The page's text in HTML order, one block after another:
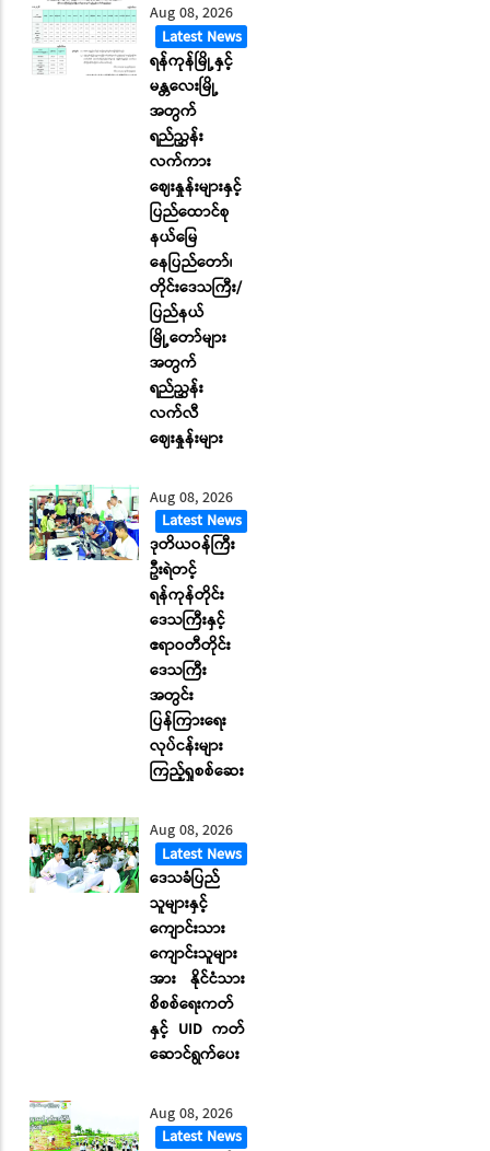
Aug 08, 2026
Latest News
ရန်ကုန်မြို့နှင့်
မန္တလေးမြို့
အတွက်
ရည်ညွှန်း
လက်ကား
ဈေးနှုန်းများနှင့်
ပြည်ထောင်စု
နယ်မြေ
နေပြည်တော်၊
တိုင်းဒေသကြီး/
ပြည်နယ်
မြို့တော်များ
အတွက်
ရည်ညွှန်း
လက်လီ
ဈေးနှုန်းများ
Aug 08, 2026
Latest News
ဒုတိယဝန်ကြီး
ဦးရဲတင့်
ရန်ကုန်တိုင်း
ဒေသကြီးနှင့်
ဧရာဝတီတိုင်း
ဒေသကြီး
အတွင်း
ပြန်ကြားရေး
လုပ်ငန်းများ
ကြည့်ရှုစစ်ဆေး
Aug 08, 2026
Latest News
ဒေသခံပြည်
သူများနှင့်
ကျောင်းသား
ကျောင်းသူများ
အား နိုင်ငံသား
စိစစ်ရေးကတ်
နှင့် UID ကတ်
ဆောင်ရွက်ပေး
Aug 08, 2026
Latest News